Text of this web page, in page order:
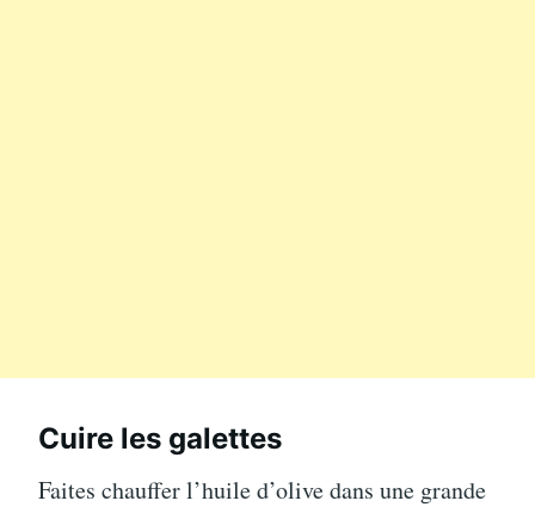
Cuire les galettes
Faites chauffer l’huile d’olive dans une grande